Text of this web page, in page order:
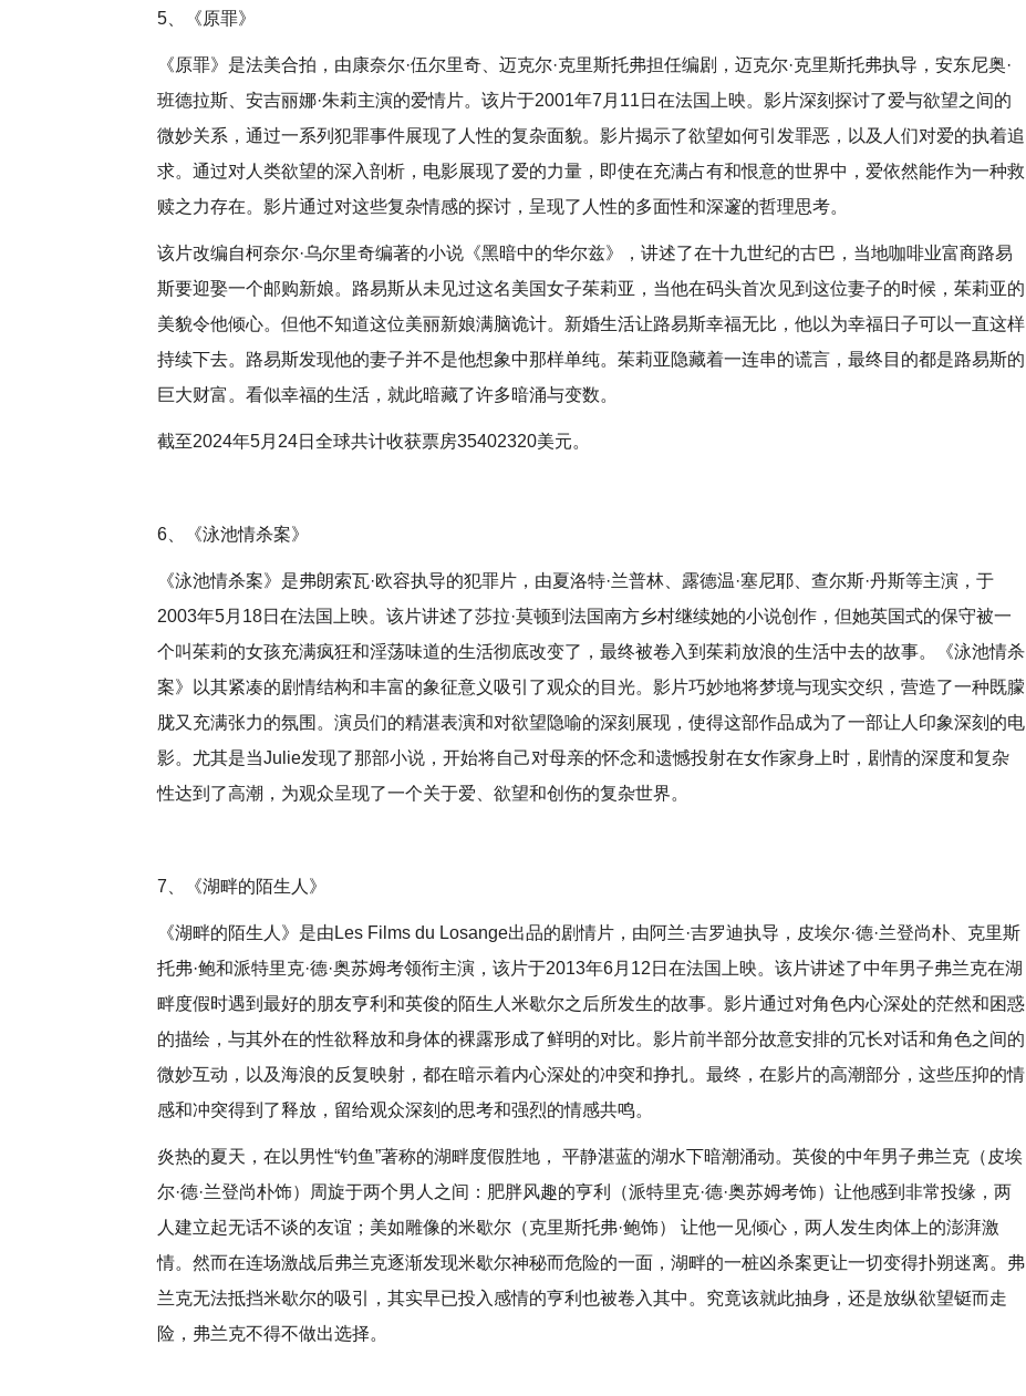
5、《原罪》
《原罪》是法美合拍，由康奈尔·伍尔里奇、迈克尔·克里斯托弗担任编剧，迈克尔·克里斯托弗执导，安东尼奥·
班德拉斯、安吉丽娜·朱莉主演的爱情片。该片于2001年7月11日在法国上映。影片深刻探讨了爱与欲望之间的
微妙关系，通过一系列犯罪事件展现了人性的复杂面貌。影片揭示了欲望如何引发罪恶，以及人们对爱的执着追
求。通过对人类欲望的深入剖析，电影展现了爱的力量，即使在充满占有和恨意的世界中，爱依然能作为一种救
赎之力存在。影片通过对这些复杂情感的探讨，呈现了人性的多面性和深邃的哲理思考。
该片改编自柯奈尔·乌尔里奇编著的小说《黑暗中的华尔兹》，讲述了在十九世纪的古巴，当地咖啡业富商路易
斯要迎娶一个邮购新娘。路易斯从未见过这名美国女子茱莉亚，当他在码头首次见到这位妻子的时候，茱莉亚的
美貌令他倾心。但他不知道这位美丽新娘满脑诡计。新婚生活让路易斯幸福无比，他以为幸福日子可以一直这样
持续下去。路易斯发现他的妻子并不是他想象中那样单纯。茱莉亚隐藏着一连串的谎言，最终目的都是路易斯的
巨大财富。看似幸福的生活，就此暗藏了许多暗涌与变数。
截至2024年5月24日全球共计收获票房35402320美元。
6、《泳池情杀案》
《泳池情杀案》是弗朗索瓦·欧容执导的犯罪片，由夏洛特·兰普林、露德温·塞尼耶、查尔斯·丹斯等主演，于
2003年5月18日在法国上映。该片讲述了莎拉·莫顿到法国南方乡村继续她的小说创作，但她英国式的保守被一
个叫茱莉的女孩充满疯狂和淫荡味道的生活彻底改变了，最终被卷入到茱莉放浪的生活中去的故事。《泳池情杀
案》以其紧凑的剧情结构和丰富的象征意义吸引了观众的目光。影片巧妙地将梦境与现实交织，营造了一种既朦
胧又充满张力的氛围。演员们的精湛表演和对欲望隐喻的深刻展现，使得这部作品成为了一部让人印象深刻的电
影。尤其是当Julie发现了那部小说，开始将自己对母亲的怀念和遗憾投射在女作家身上时，剧情的深度和复杂
性达到了高潮，为观众呈现了一个关于爱、欲望和创伤的复杂世界。
7、《湖畔的陌生人》
《湖畔的陌生人》是由Les Films du Losange出品的剧情片，由阿兰·吉罗迪执导，皮埃尔·德·兰登尚朴、克里斯
托弗·鲍和派特里克·德·奥苏姆考领衔主演，该片于2013年6月12日在法国上映。该片讲述了中年男子弗兰克在湖
畔度假时遇到最好的朋友亨利和英俊的陌生人米歇尔之后所发生的故事。影片通过对角色内心深处的茫然和困惑
的描绘，与其外在的性欲释放和身体的裸露形成了鲜明的对比。影片前半部分故意安排的冗长对话和角色之间的
微妙互动，以及海浪的反复映射，都在暗示着内心深处的冲突和挣扎。最终，在影片的高潮部分，这些压抑的情
感和冲突得到了释放，留给观众深刻的思考和强烈的情感共鸣。
炎热的夏天，在以男性“钓鱼”著称的湖畔度假胜地， 平静湛蓝的湖水下暗潮涌动。英俊的中年男子弗兰克（皮埃
尔·德·兰登尚朴饰）周旋于两个男人之间：肥胖风趣的亨利（派特里克·德·奥苏姆考饰）让他感到非常投缘，两
人建立起无话不谈的友谊；美如雕像的米歇尔（克里斯托弗·鲍饰） 让他一见倾心，两人发生肉体上的澎湃激
情。然而在连场激战后弗兰克逐渐发现米歇尔神秘而危险的一面，湖畔的一桩凶杀案更让一切变得扑朔迷离。弗
兰克无法抵挡米歇尔的吸引，其实早已投入感情的亨利也被卷入其中。究竟该就此抽身，还是放纵欲望铤而走
险，弗兰克不得不做出选择。